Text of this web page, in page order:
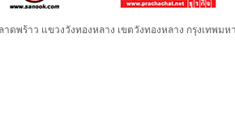
ดพร้าว แขวงวังทองหลาง เขตวังทองหลาง กรุงเทพม